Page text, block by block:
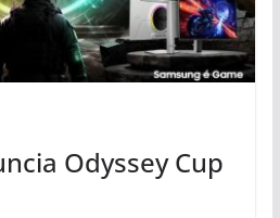
Odyssey Cup